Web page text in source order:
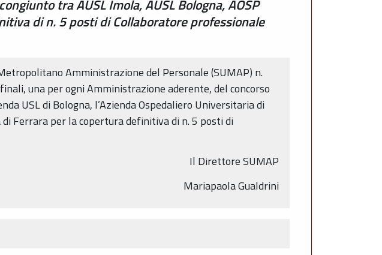
tra AUSL Imola, AUSL Bologna, AOSP
di n. 5 posti di Collaboratore professionale
Amministrazione del Personale (SUMAP) n.
una per ogni Amministrazione aderente, del concorso
USL di Bologna, l’Azienda Ospedaliero Universitaria di
di Ferrara per la copertura definitiva di n. 5 posti di
Il Direttore SUMAP
Mariapaola Gualdrini